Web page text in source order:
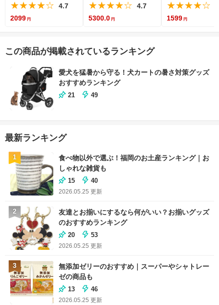
★★★★☆
4.7
2099
★★★★☆
4.7
5300.0
★★★★☆
1599
この商品が掲載されているランキング
愛犬を猛暑から守る！犬カートの暑さ対策グッズ
おすすめランキング
21 49
最新ランキング
1
食べ物以外で選ぶ！福岡のお土産ランキング｜お
しゃれな雑貨も
15 40
2026.05.25 更新
2
友達とお揃いにするなら何がいい？お揃いグッズ
のおすすめランキング
20 53
2026.05.25 更新
3
無添加ゼリーのおすすめ｜スーパーやシャトレー
ゼの商品も
13 46
2026.05.25 更新